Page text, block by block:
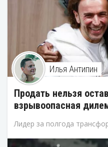
Илья Антипин
Продать нельзя
взрывоопасная
Лидер за полгода